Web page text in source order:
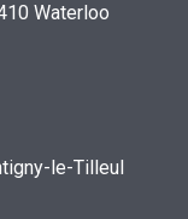
Waterloo
le-Tilleul